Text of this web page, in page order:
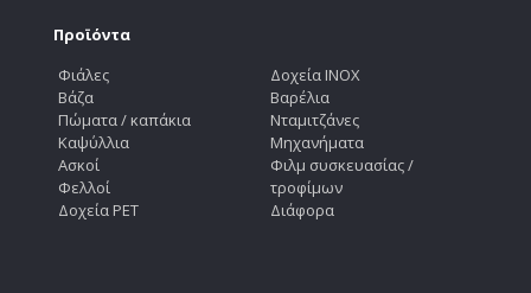
Προϊόντα
Φιάλες
Βάζα
Πώματα / καπάκια
Καψύλλια
Ασκοί
Φελλοί
Δοχεία PET
Δοχεία INOX
Βαρέλια
Νταμιτζάνες
Μηχανήματα
Φιλμ συσκευασίας /
τροφίμων
Διάφορα